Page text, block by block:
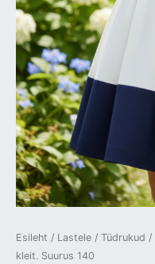
Esileht / Lastele / Tüdrukud /
kleit. Suurus 140